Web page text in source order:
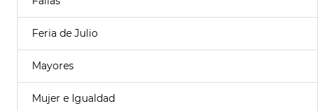
Feria de Julio
Mayores
Mujer e Igualdad